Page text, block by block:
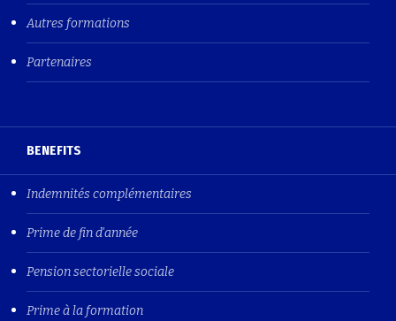
Autres formations
Partenaires
BENEFITS
Indemnités complémentaires
Prime de fin d'année
Pension sectorielle sociale
Prime à la formation